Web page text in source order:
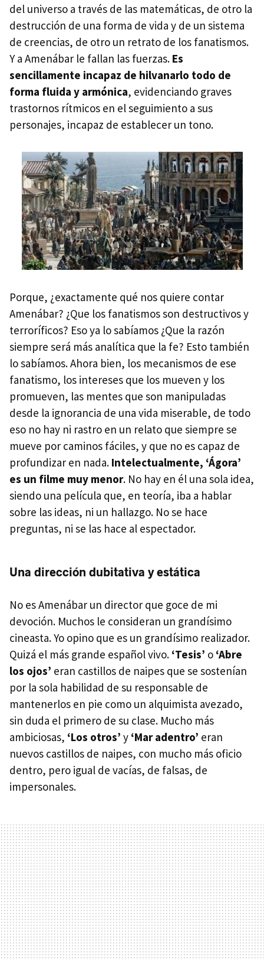
del universo a través de las matemáticas, de otro la
destrucción de una forma de vida y de un sistema
de creencias, de otro un retrato de los fanatismos.
Y a Amenábar le fallan las fuerzas. Es
sencillamente incapaz de hilvanarlo todo de
forma fluida y armónica, evidenciando graves
trastornos rítmicos en el seguimiento a sus
personajes, incapaz de establecer un tono.
Porque, ¿exactamente qué nos quiere contar
Amenábar? ¿Que los fanatismos son destructivos y
terroríficos? Eso ya lo sabíamos ¿Que la razón
siempre será más analítica que la fe? Esto también
lo sabíamos. Ahora bien, los mecanismos de ese
fanatismo, los intereses que los mueven y los
promueven, las mentes que son manipuladas
desde la ignorancia de una vida miserable, de todo
eso no hay ni rastro en un relato que siempre se
mueve por caminos fáciles, y que no es capaz de
profundizar en nada. Intelectualmente, ‘Ágora’
es un filme muy menor. No hay en él una sola idea,
siendo una película que, en teoría, iba a hablar
sobre las ideas, ni un hallazgo. No se hace
preguntas, ni se las hace al espectador.
Una dirección dubitativa y estática
No es Amenábar un director que goce de mi
devoción. Muchos le consideran un grandísimo
cineasta. Yo opino que es un grandísimo realizador.
Quizá el más grande español vivo. ‘Tesis’ o ‘Abre
los ojos’ eran castillos de naipes que se sostenían
por la sola habilidad de su responsable de
mantenerlos en pie como un alquimista avezado,
sin duda el primero de su clase. Mucho más
ambiciosas, ‘Los otros’ y ‘Mar adentro’ eran
nuevos castillos de naipes, con mucho más oficio
dentro, pero igual de vacías, de falsas, de
impersonales.